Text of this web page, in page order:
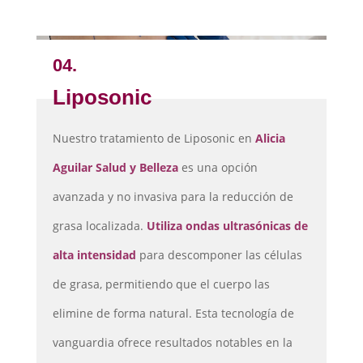
04.
Liposonic
Nuestro tratamiento de Liposonic en Alicia
Aguilar Salud y Belleza es una opción
avanzada y no invasiva para la reducción de
grasa localizada. Utiliza ondas ultrasónicas de
alta intensidad para descomponer las células
de grasa, permitiendo que el cuerpo las
elimine de forma natural. Esta tecnología de
vanguardia ofrece resultados notables en la